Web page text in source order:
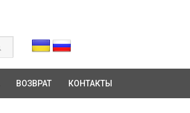
ВОЗВРАТ КОНТАКТЫ